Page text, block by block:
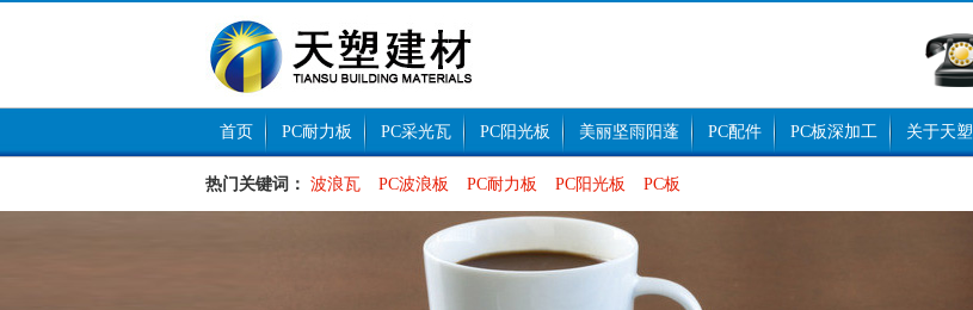
首页 PC耐力板 PC采光瓦 PC阳光板 美丽坚雨阳蓬 PC配件 PC板深加工 关于天塑
热门关键词： 波浪瓦 PC波浪板 PC耐力板 PC阳光板 PC板